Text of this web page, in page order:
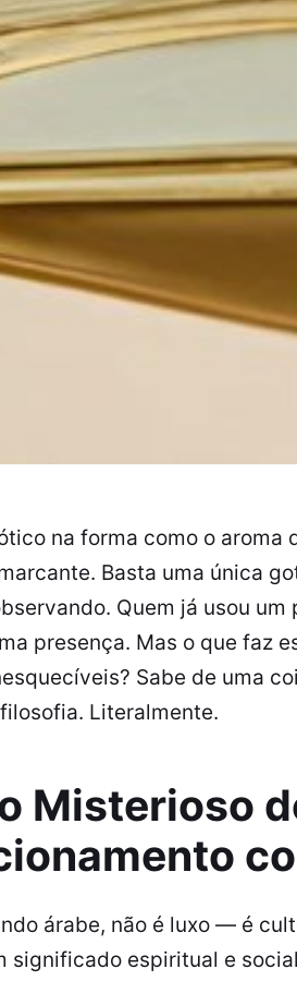
na forma como o aroma
Basta uma única
Quem já usou
presença. Mas o que faz
Sabe de uma
Literalmente.
Misterioso
árabe, não é luxo — é
significado espiritual e